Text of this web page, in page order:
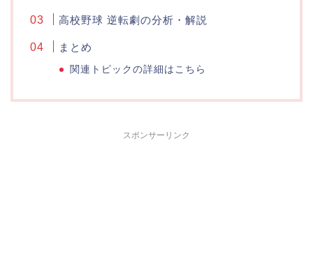
高校野球 逆転劇の分析・解説
まとめ
関連トピックの詳細はこちら
スポンサーリンク